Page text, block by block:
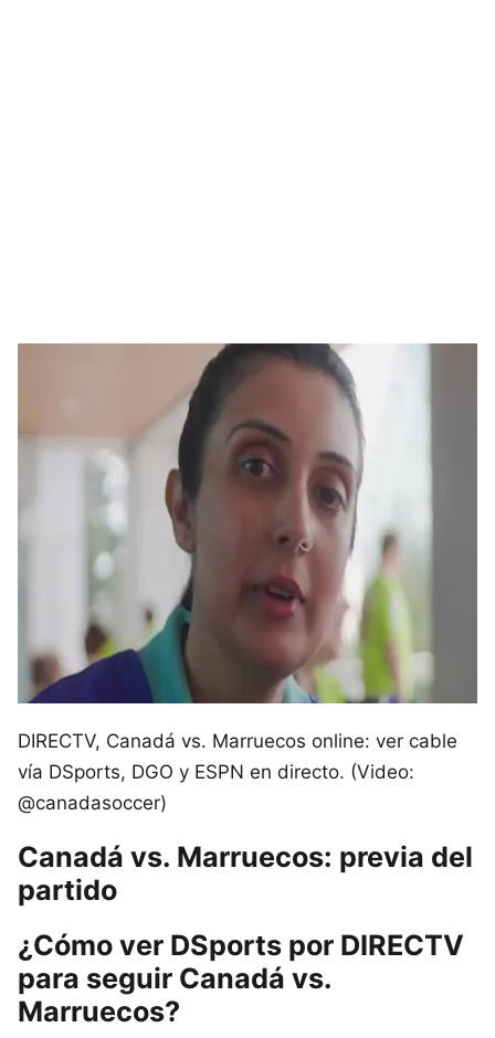
DIRECTV, Canadá vs. Marruecos online: ver cable
vía DSports, DGO y ESPN en directo. (Video:
@canadasoccer)
Canadá vs. Marruecos: previa del
partido
¿Cómo ver DSports por DIRECTV
para seguir Canadá vs.
Marruecos?